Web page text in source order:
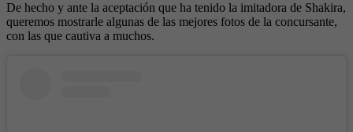
De hecho y ante la aceptación que ha tenido la imitadora de Shakira,
queremos mostrarle algunas de las mejores fotos de la concursante,
con las que cautiva a muchos.